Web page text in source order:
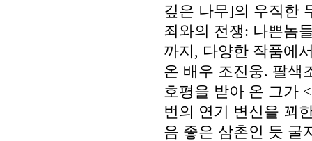
깊은 나무]의 우직한
죄와의 전쟁: 나쁜놈
까지, 다양한 작품에
온 배우 조진웅. 팔색
호평을 받아 온 그가
번의 연기 변신을 꾀
음 좋은 삼촌인 듯 굴